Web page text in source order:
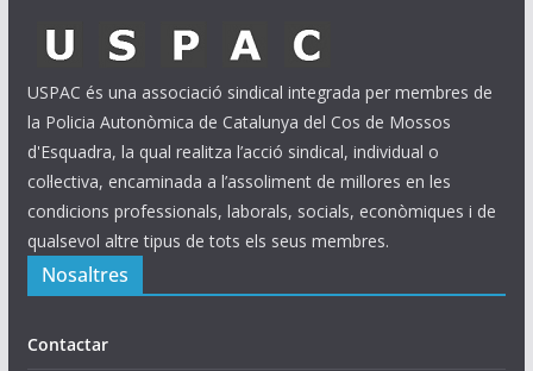
USPAC és una associació sindical integrada per membres de
la Policia Autonòmica de Catalunya del Cos de Mossos
d'Esquadra, la qual realitza l’acció sindical, individual o
col·lectiva, encaminada a l’assoliment de millores en les
condicions professionals, laborals, socials, econòmiques i de
qualsevol altre tipus de tots els seus membres.
Nosaltres
Contactar